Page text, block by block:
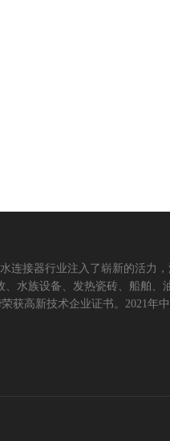
连接器行业注入了崭新的活力
水族设备、发热瓷砖、船舶、
获高新技术企业证书。2021年
造价值。 我们的价值观： 1、